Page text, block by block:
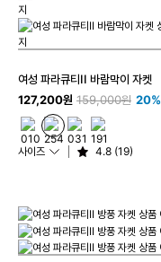
여성 파라큐티II 바람막이 자켓
127,200원 159,000원 20%
사이즈 4.8 (19)